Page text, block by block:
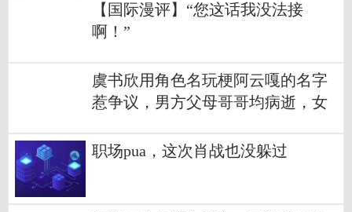
【国际漫评】“您这话我没法接
啊！”
虞书欣用角色名玩梗阿云嘎的名字
惹争议，男方父母哥哥均病逝，女
考虑清楚
职场pua，这次肖战也没躲过